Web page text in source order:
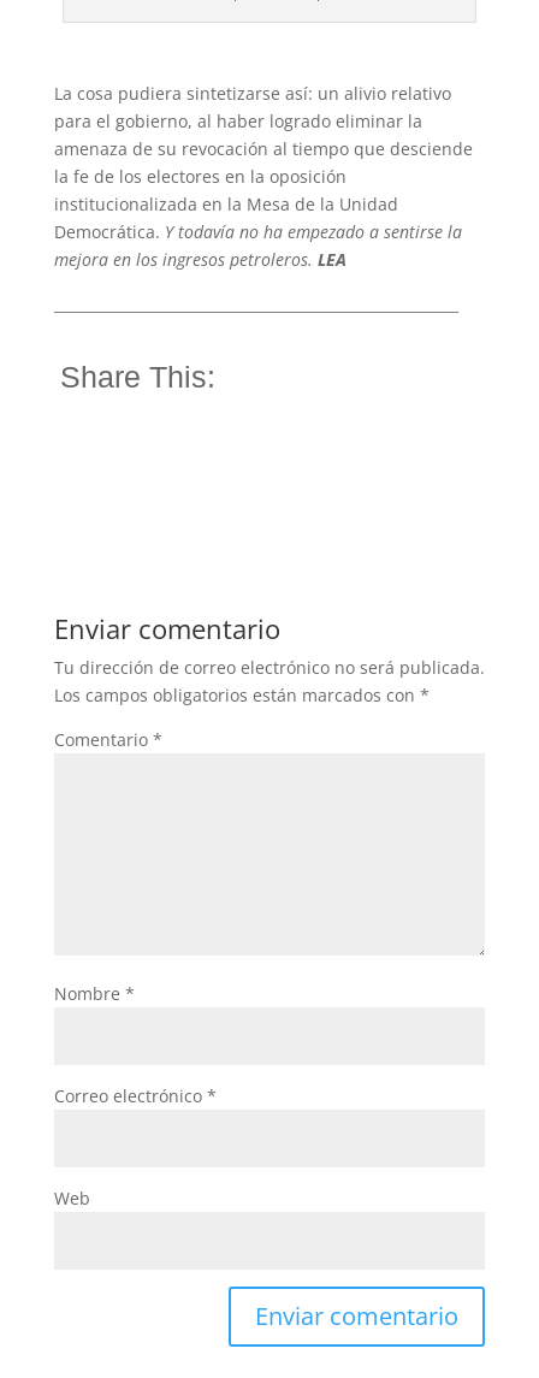
La cosa pudiera sintetizarse así: un alivio relativo
para el gobierno, al haber logrado eliminar la
amenaza de su revocación al tiempo que desciende
la fe de los electores en la oposición
institucionalizada en la Mesa de la Unidad
Democrática. Y todavía no ha empezado a sentirse la
mejora en los ingresos petroleros. LEA
Share This:
Enviar comentario
Tu dirección de correo electrónico no será publicada.
Los campos obligatorios están marcados con *
Comentario *
Nombre *
Correo electrónico *
Web